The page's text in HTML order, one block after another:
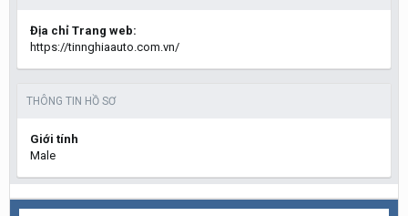
Địa chỉ Trang web:
https://tinnghiaauto.com.vn/
THÔNG TIN HỒ SƠ
Giới tính
Male